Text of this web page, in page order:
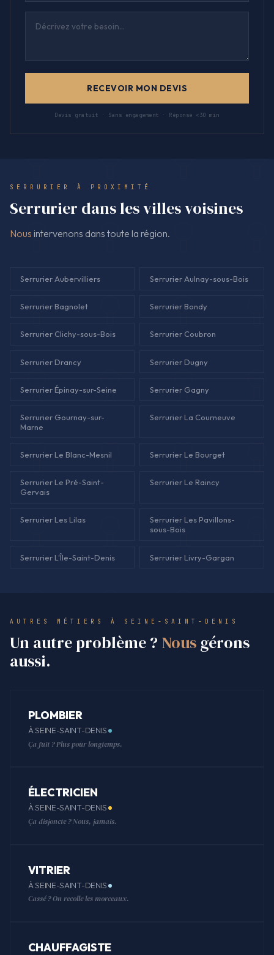
RECEVOIR MON DEVIS
Devis gratuit · Sans engagement · Réponse <30 min
SERRURIER À PROXIMITÉ
Serrurier dans les villes voisines
Nous intervenons dans toute la région.
Serrurier Aubervilliers Serrurier Aulnay-sous-Bois
Serrurier Bagnolet Serrurier Bondy
Serrurier Clichy-sous-Bois Serrurier Coubron
Serrurier Drancy Serrurier Dugny
Serrurier Épinay-sur-Seine Serrurier Gagny
Serrurier Gournay-sur-
Marne
Serrurier La Courneuve
Serrurier Le Blanc-Mesnil Serrurier Le Bourget
Serrurier Le Pré-Saint-
Gervais
Serrurier Le Raincy
Serrurier Les Lilas
Serrurier Les Pavillons-
sous-Bois
Serrurier L'Île-Saint-Denis Serrurier Livry-Gargan
AUTRES MÉTIERS À SEINE-SAINT-DENIS
Un autre problème ? Nous gérons
aussi.
PLOMBIER
À SEINE-SAINT-DENIS
Ça fuit ? Plus pour longtemps.
ÉLECTRICIEN
À SEINE-SAINT-DENIS
Ça disjoncte ? Nous, jamais.
VITRIER
À SEINE-SAINT-DENIS
Cassé ? On recolle les morceaux.
CHAUFFAGISTE